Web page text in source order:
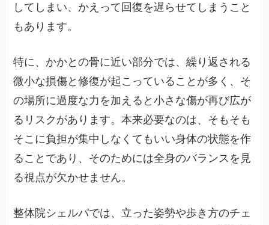
してしまい、かえって回復を遅らせてしまうこと
もあります。
特に、かかとの骨に近い部分では、繰り返される
微小な損傷と修復が起こっていることが多く、そ
の場所に過度な力を加えると小さな傷が再び広が
るリスクがあります。本来必要なのは、そもそも
そこに負担が集中しなくてもいい身体の状態を作
ることであり、そのためには全身のバランスを見
る視点が欠かせません。
整体院シェルパでは、立った姿勢や歩き方のチェ